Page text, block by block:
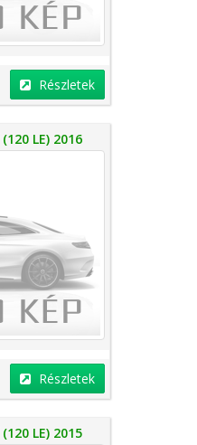
Részletek
(120 LE) 2016
Részletek
(120 LE) 2015